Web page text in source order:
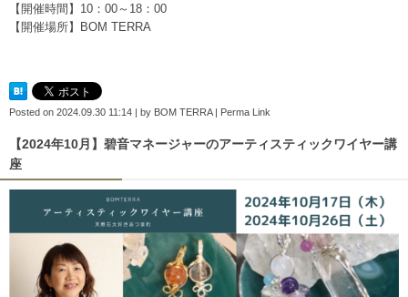
【開催時間】10：00～18：00
【開催場所】BOM TERRA
Posted on 2024.09.30 11:14 | by BOM TERRA| Perma Link
【2024年10月】碧音マネージャーのアーティスティックワイヤー講
座